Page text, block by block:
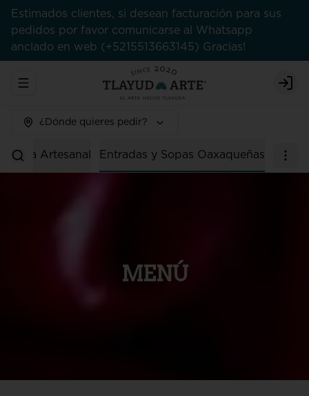
Estimados clientes, si desean facturación para sus
pedidos por favor comunicarse al Whatsapp
anclado en web (+5215513663145) Gracias!
Abrir menu de navegación
¿Dónde quieres pedir?
Tienda Artesanal Entradas y Sopas Oaxaqueñas
MENÚ